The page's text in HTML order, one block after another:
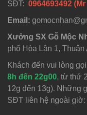
SĐT: 0964693492
Email:
Xưởng SX Gỗ Mộc
phố Hòa Lân 1,
Khách đến vui lòng
8h đến 22g00, từ thứ
12g đến 13g). Những
SĐT liên hệ ngoài giờ: